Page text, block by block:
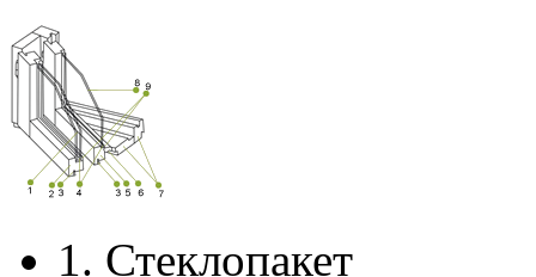
1. Стеклопакет